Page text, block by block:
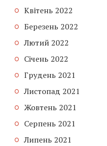
Квітень 2022
Березень 2022
Лютий 2022
Січень 2022
Грудень 2021
Листопад 2021
Жовтень 2021
Серпень 2021
Липень 2021